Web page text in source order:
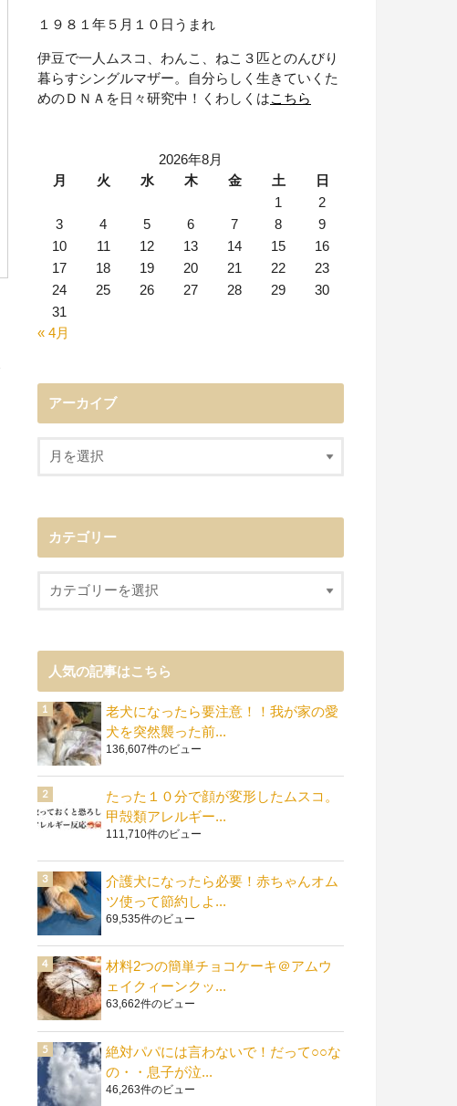
１９８１年５月１０日うまれ
伊豆で一人ムスコ、わんこ、ねこ３匹とのんびり
暮らすシングルマザー。自分らしく生きていくた
めのＤＮＡを日々研究中！くわしくはこちら
2026年8月
月
火 水 木 金 土
日
1
2
3
4 5 6 7 8
9
10
11 12 13 14 15
16
17
18 19 20 21 22
23
24
25 26 27 28 29
30
31
« 4月
アーカイブ
カテゴリー
人気の記事はこちら
老犬になったら要注意！！我が家の愛
犬を突然襲った前...
136,607件のビュー
たった１０分で顔が変形したムスコ。
甲殻類アレルギー...
111,710件のビュー
介護犬になったら必要！赤ちゃんオム
ツ使って節約しよ...
69,535件のビュー
材料2つの簡単チョコケーキ＠アムウ
ェイクィーンクッ...
63,662件のビュー
絶対パパには言わないで！だって○○な
の・・息子が泣...
46,263件のビュー